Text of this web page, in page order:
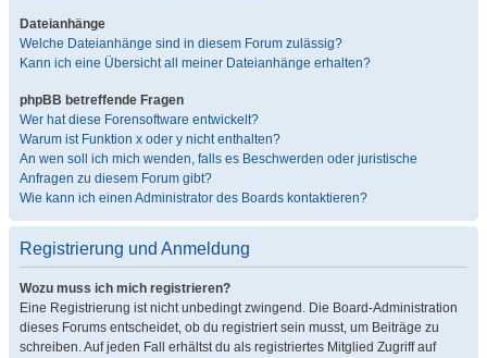
Dateianhänge
Welche Dateianhänge sind in diesem Forum zulässig?
Kann ich eine Übersicht all meiner Dateianhänge erhalten?
phpBB betreffende Fragen
Wer hat diese Forensoftware entwickelt?
Warum ist Funktion x oder y nicht enthalten?
An wen soll ich mich wenden, falls es Beschwerden oder juristische
Anfragen zu diesem Forum gibt?
Wie kann ich einen Administrator des Boards kontaktieren?
Registrierung und Anmeldung
Wozu muss ich mich registrieren?
Eine Registrierung ist nicht unbedingt zwingend. Die Board-Administration
dieses Forums entscheidet, ob du registriert sein musst, um Beiträge zu
schreiben. Auf jeden Fall erhältst du als registriertes Mitglied Zugriff auf